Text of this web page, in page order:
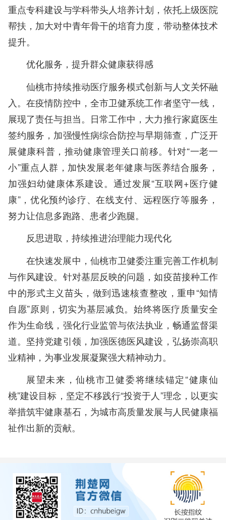
重点专科建设与学科带头人培养计划，依托上级医院
帮扶，加大对中青年骨干的培育力度，带动整体技术
提升。
优化服务，提升群众健康获得感
仙桃市持续推动医疗服务模式创新与人文关怀融
入。在疫情防控中，全市卫健系统工作者坚守一线，
展现了责任与担当。日常工作中，大力推行家庭医生
签约服务，加强慢性病综合防控与早期筛查，广泛开
展健康科普，推动健康管理关口前移。针对“一老一
小”重点人群，加快发展老年健康与医养结合服务，
加强妇幼健康体系建设。通过发展“互联网+医疗健
康”，优化预约诊疗、在线支付、远程医疗等服务，
努力让信息多跑路、患者少跑腿。
反思进取，持续推进治理能力现代化
在快速发展中，仙桃市卫健委注重完善工作机制
与作风建设。针对基层反映的问题，如疫苗接种工作
中的形式主义苗头，做到迅速核查整改，重申“知情
自愿”原则，切实为基层减负。始终将医疗质量安全
作为生命线，强化行业监管与依法执业，畅通监督渠
道。坚持党建引领，加强医德医风建设，弘扬崇高职
业精神，为事业发展凝聚强大精神动力。
展望未来，仙桃市卫健委将继续锚定“健康仙
桃”建设目标，坚定不移践行“投资于人”理念，以更实
举措筑牢健康基石，为城市高质量发展与人民健康福
祉作出新的贡献。